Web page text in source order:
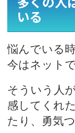
いる
悩んでいる
今はネット
そういう人
感してくれ
たり、勇気